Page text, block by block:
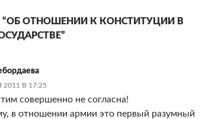
“ОБ ОТНОШЕНИИ К КОНСТИТУЦИИ В
2011 В 17:25
совершенно не согласна!
в отношении армии это первый разумный